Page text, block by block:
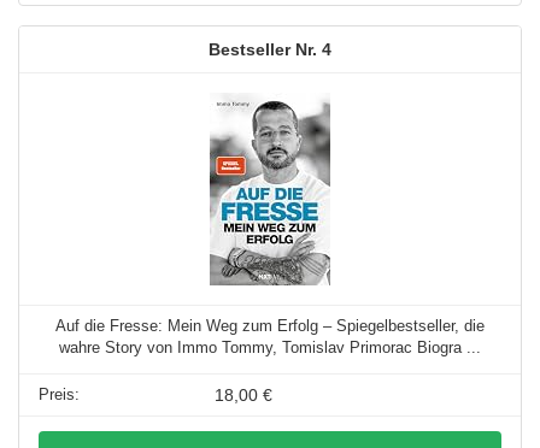
4
Auf die Fresse: Mein Weg zum Erfolg – Spiegelbestseller, die
wahre Story von Immo Tommy, Tomislav Primorac Biogra ...
18,00 €